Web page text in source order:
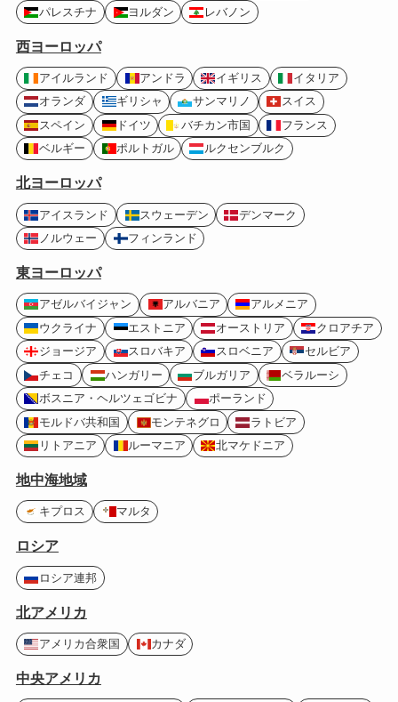
パレスチナ
ヨルダン レバノン
西ヨーロッパ
アイルランド アンドラ イギリス
イタリア
オランダ
ギリシャ サンマリノ
スイス
スペイン
ドイツ バチカン市国
フランス
ベルギー
ポルトガル ルクセンブルク
北ヨーロッパ
アイスランド スウェーデン
デンマーク
ノルウェー
フィンランド
東ヨーロッパ
アゼルバイジャン アルバニア
アルメニア
ウクライナ
エストニア オーストリア
クロアチア
ジョージア
スロバキア スロベニア
セルビア
チェコ
ハンガリー ブルガリア
ベラルーシ
ボスニア・ヘルツェゴビナ
ポーランド
モルドバ共和国
モンテネグロ
ラトビア
リトアニア
ルーマニア 北マケドニア
地中海地域
キプロス マルタ
ロシア
ロシア連邦
北アメリカ
アメリカ合衆国 カナダ
中央アメリカ